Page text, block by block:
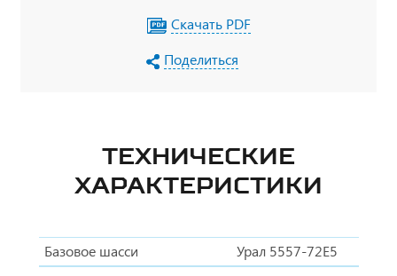
Скачать PDF
Поделиться
ТЕХНИЧЕСКИЕ
ХАРАКТЕРИСТИКИ
Базовое шасси
Урал 5557-72Е5